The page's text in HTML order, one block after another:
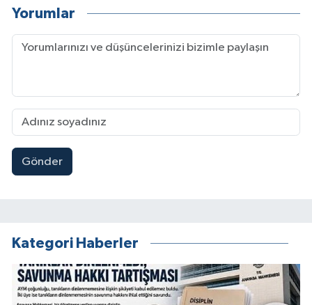
Yorumlar
Gönder
Kategori Haberler